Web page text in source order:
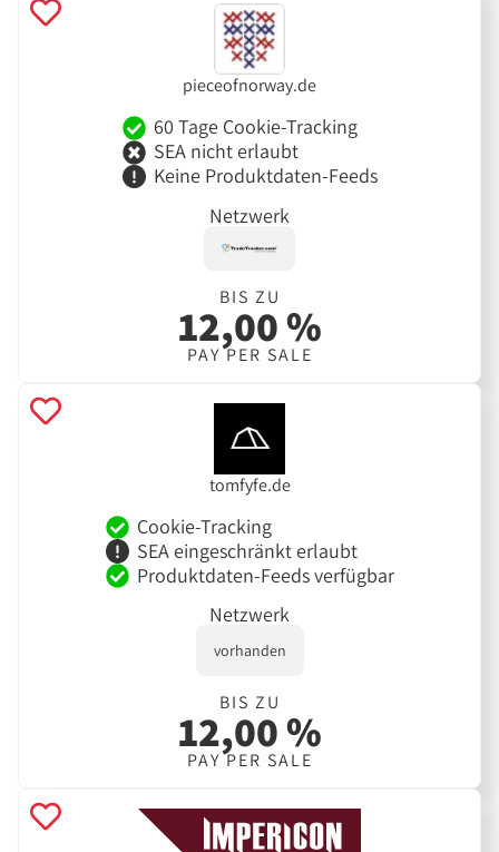
pieceofnorway.de
60 Tage Cookie-Tracking
SEA nicht erlaubt
Keine Produktdaten-Feeds
Netzwerk
BIS ZU
12,00 %
PAY PER SALE
tomfyfe.de
Cookie-Tracking
SEA eingeschränkt erlaubt
Produktdaten-Feeds verfügbar
Netzwerk
vorhanden
BIS ZU
12,00 %
PAY PER SALE